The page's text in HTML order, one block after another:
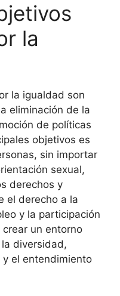
la
la igualdad son
eliminación de la
de políticas
objetivos es
sin importar
sexual,
derechos y
el derecho a la
y la participación
un entorno
diversidad,
el entendimiento